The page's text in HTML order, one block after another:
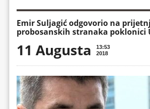
Emir Suljagić odgovorio na
probosanskih stranaka poklonici
11 Augusta
13:53
2018